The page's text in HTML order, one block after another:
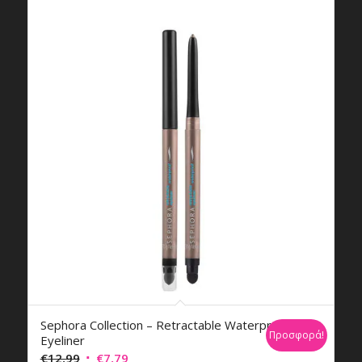
Sephora Collection – Retractable Waterproof
Eyeliner
€12,99 Original
€7,79Η
Προσφορά!